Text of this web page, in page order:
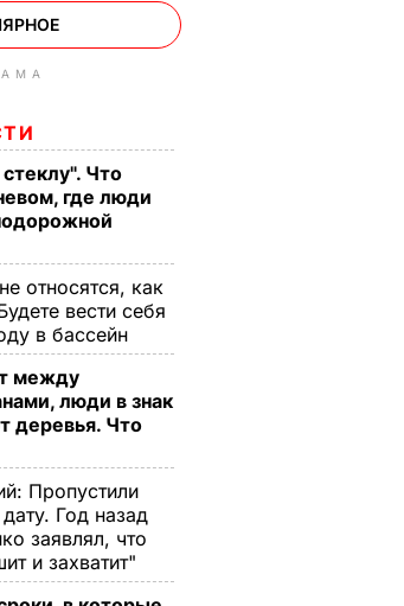
Что
где люди
относятся, как
вести себя
в бассейн
между
люди в знак
деревья. Что
Пропустили
Год назад
заявлял, что
и захватит"